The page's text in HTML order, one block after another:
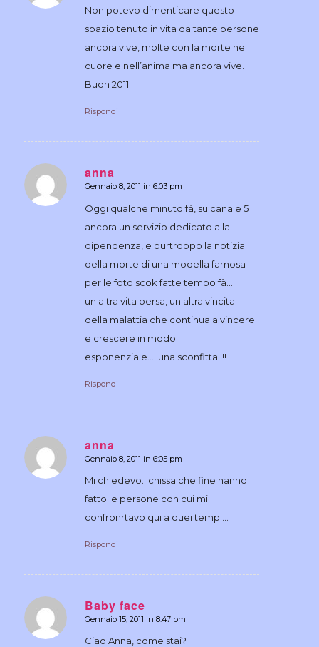
Non potevo dimenticare questo
spazio tenuto in vita da tante persone
ancora vive, molte con la morte nel
cuore e nell’anima ma ancora vive.
Buon 2011
Rispondi
anna
dice:
Gennaio 8, 2011 in 6:03 pm
Oggi qualche minuto fà, su canale 5
ancora un servizio dedicato alla
dipendenza, e purtroppo la notizia
della morte di una modella famosa
per le foto scok fatte tempo fà…
un altra vita persa, un altra vincita
della malattia che continua a vincere
e crescere in modo
esponenziale…..una sconfitta!!!!
Rispondi
anna
dice:
Gennaio 8, 2011 in 6:05 pm
Mi chiedevo…chissa che fine hanno
fatto le persone con cui mi
confronrtavo qui a quei tempi…
Rispondi
Baby face
dice:
Gennaio 15, 2011 in 8:47 pm
Ciao Anna, come stai?